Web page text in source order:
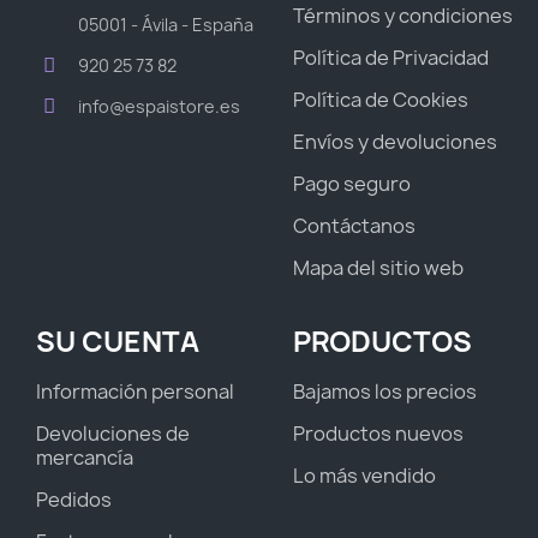
05001 - Ávila - España
920 25 73 82
info@espaistore.es
Términos y condiciones
Política de Privacidad
Política de Cookies
Envíos y devoluciones
Pago seguro
Contáctanos
Mapa del sitio web
SU CUENTA
Información personal
Devoluciones de
mercancía
Pedidos
PRODUCTOS
Bajamos los precios
Productos nuevos
Lo más vendido